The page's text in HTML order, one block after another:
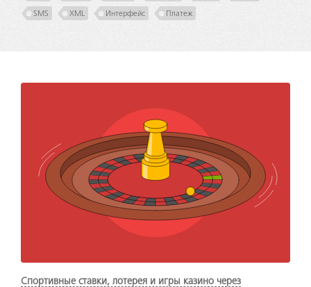
SMS XML Интерфейс Платеж
Спортивные ставки, лотерея и игры казино через